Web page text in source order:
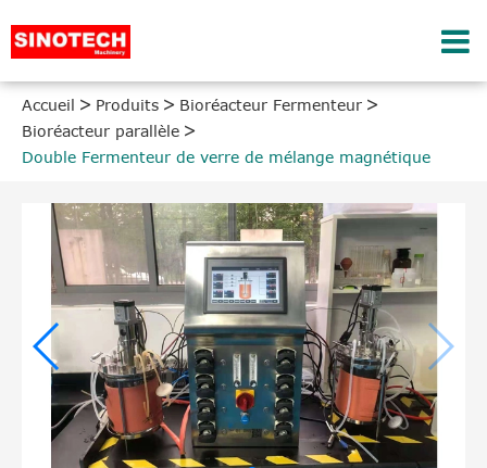
Accueil Produits
Bioréacteur Fermenteur
Bioréacteur parallèle
Double Fermenteur de verre de mélange magnétique